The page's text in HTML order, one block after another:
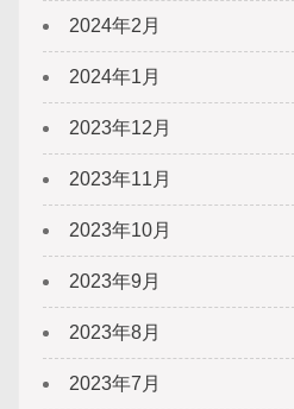
2024年2月
2024年1月
2023年12月
2023年11月
2023年10月
2023年9月
2023年8月
2023年7月